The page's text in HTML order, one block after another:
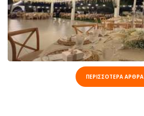
ΠΕΡΙΣΣΟΤΕΡΑ ΑΡΘΡΑ